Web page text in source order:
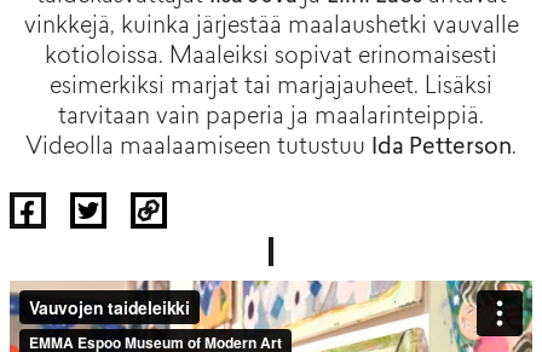
vinkkejä, kuinka järjestää maalaushetki vauvalle
kotioloissa. Maaleiksi sopivat erinomaisesti
esimerkiksi marjat tai marjajauheet. Lisäksi
tarvitaan vain paperia ja maalarinteippiä.
Videolla maalaamiseen tutustuu Ida Petterson.